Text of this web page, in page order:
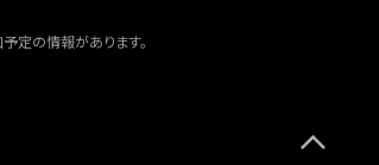
定の情報があります。